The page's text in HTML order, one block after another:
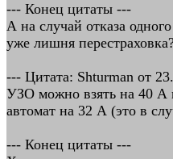
--- Конец цитаты ---
А на случай отказа
уже лишня
--- Цитата: Shturman от
УЗО можно взять на 40 А
автомат на 32 А (это в
--- Конец цитаты ---